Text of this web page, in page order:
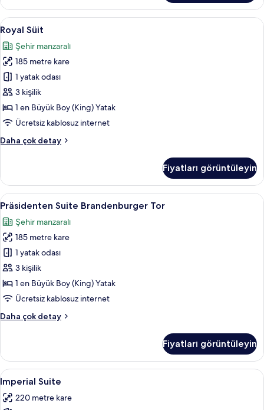
fazla
detay
Royal
Süit
için
tüm
fotoğrafları
görün
Royal Süit | Oturma alanı | Düz
11
Royal Süit
Şehir manzaralı
185 metre kare
1 yatak odası
3 kişilik
1 en Büyük Boy (King) Yatak
Ücretsiz kablosuz internet
Daha çok detay
Royal
fazla
detay
Fiyatları görüntüleyin
Präsidenten
Suite
Brandenburger
Tor
için
tüm
fotoğrafları
görün
Präsidenten Suite Brandenburger
10
Präsidenten Suite Brandenburger Tor
Şehir manzaralı
185 metre kare
1 yatak odası
3 kişilik
1 en Büyük Boy (King) Yatak
Ücretsiz kablosuz internet
Daha çok detay
Präsidenten
hakkında
daha
fazla
detay
Fiyatları görüntüleyin
Imperial
Suite
için
Imperial Suite | Kaliteli yatak takımı,
10
Imperial Suite
220 metre kare